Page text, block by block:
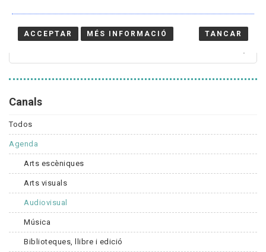
Canals
Todos
Agenda
Arts escèniques
Arts visuals
Audiovisual
Música
Biblioteques, llibre i edició
ACCEPTAR MÉS INFORMACIÓ TANCAR